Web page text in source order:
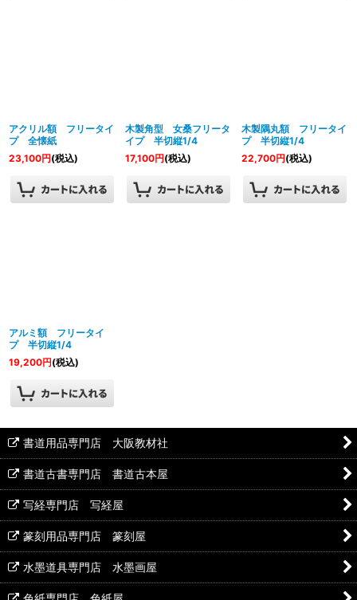
アクリル額 フリータイ
プ 全懐紙
23,100円(税込)
木製角型 女桑フリータ
イプ 半切縦1/4
17,100円(税込)
木製隅丸額 フリータイ
プ 半切縦1/4
22,700円(税込)
アルミ額 フリータイ
プ 半切縦1/4
19,200円(税込)
書道用品専門店 大阪教材社
書道古書専門店 書道古本屋
写経専門店 写経屋
篆刻用品専門店 篆刻屋
水墨道具専門店 水墨画屋